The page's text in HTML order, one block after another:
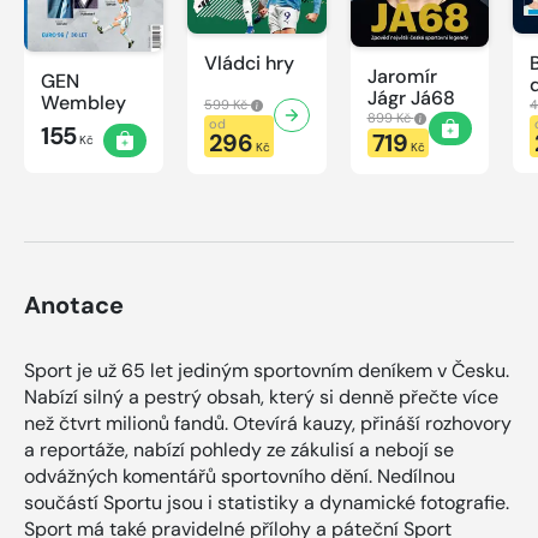
GEN
Wembley
155Kč
Vládci hry
599 Kč
od
296 Kč
Jaromír
Jágr Já68
899 Kč
719 Kč
Anotace
Sport je už 65 let jediným sportovním deníkem v Česku.
Nabízí silný a pestrý obsah, který si denně přečte více
než čtvrt milionů fandů. Otevírá kauzy, přináší rozhovory
a reportáže, nabízí pohledy ze zákulisí a nebojí se
odvážných komentářů sportovního dění. Nedílnou
součástí Sportu jsou i statistiky a dynamické fotografie.
Sport má také pravidelné přílohy a páteční Sport